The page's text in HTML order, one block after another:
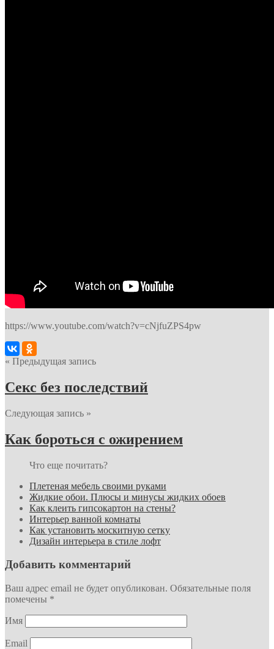
https://www.youtube.com/watch?v=cNjfuZPS4pw
« Предыдущая запись
Секс без последствий
Следующая запись »
Как бороться с ожирением
Что еще почитать?
Плетеная мебель своими руками
Жидкие обои. Плюсы и минусы жидких обоев
Как клеить гипсокартон на стены?
Интерьер ванной комнаты
Как установить москитную сетку
Дизайн интерьера в стиле лофт
Добавить комментарий
Ваш адрес email не будет опубликован. Обязательные поля
помечены *
Имя
Email